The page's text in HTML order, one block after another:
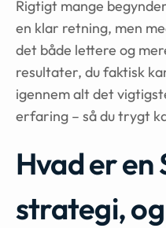
Rigtigt mange
en klar retning, men
det både lettere og
resultater, du faktisk
igennem alt det
erfaring – så du trygt
Hvad er en
strategi,